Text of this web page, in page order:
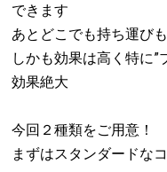
できます
あとどこでも持ち運びも
しかも効果は高く特に”
効果絶大
今回２種類をご用意！
まずはスタンダードな